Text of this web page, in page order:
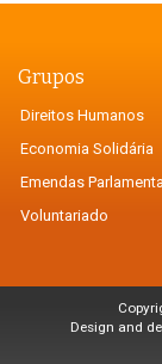
Grupos
Direitos Humanos
Economia Solidária
Emendas
Voluntariado
Design and